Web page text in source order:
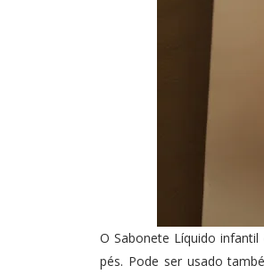
O Sabonete Líquido infantil
pés. Pode ser usado